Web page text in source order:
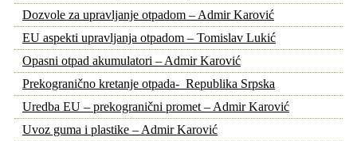
Dozvole za upravljanje otpadom – Admir Karović
EU aspekti upravljanja otpadom – Tomislav Lukić
Opasni otpad akumulatori – Admir Karović
Prekogranično kretanje otpada- Republika Srpska
Uredba EU – prekogranični promet – Admir Karović
Uvoz guma i plastike – Admir Karović